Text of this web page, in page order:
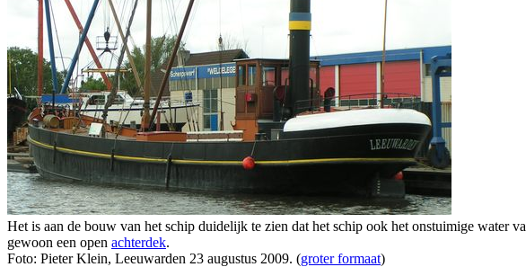
Het is aan de bouw van het schip duidelijk te zien dat het schip ook het onstuimige water
gewoon een open achterdek.
Foto: Pieter Klein, Leeuwarden 23 augustus 2009. (groter formaat)